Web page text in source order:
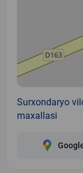
Surxondaryo
maxallasi